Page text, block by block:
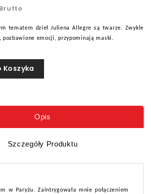
Brutto
tematem dzieł Juliena Allegre są twarze. Zwykle
pozbawione emocji, przypominają maski.
Koszyka
Opis
Szczegóły Produktu
w Paryżu. Zaintrygowała mnie połączeniem